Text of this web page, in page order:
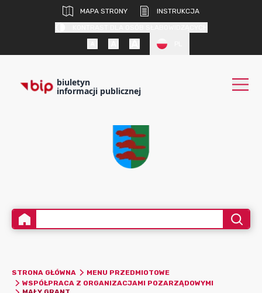
MAPA STRONY
INSTRUKCJA
biuletyn
informacji publicznej
STRONA GŁÓWNA
MENU PRZEDMIOTOWE
WSPÓŁPRACA Z ORGANIZACJAMI POZARZĄDOWYMI